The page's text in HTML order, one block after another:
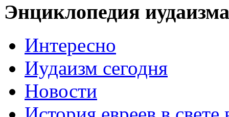
Энциклопедия иудаизма
Интересно
Иудаизм сегодня
Новости